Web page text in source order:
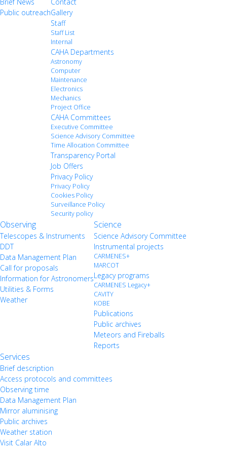
Public outreachGallery
Staff
Staff List
Internal
CAHA Departments
Astronomy
Computer
Maintenance
Electronics
Mechanics
Project Office
CAHA Committees
Executive Committee
Science Advisory Committee
Time Allocation Committee
Transparency Portal
Job Offers
Privacy Policy
Privacy Policy
Cookies Policy
Surveillance Policy
Security policy
Observing
Telescopes & Instruments
DDT
Data Management Plan
Call for proposals
Information for Astronomers
Utilities & Forms
Weather
Science
Science Advisory Committee
Instrumental projects
CARMENES+
MARCOT
Legacy programs
CARMENES Legacy+
CAVITY
KOBE
Publications
Public archives
Meteors and Fireballs
Reports
Services
Brief description
Access protocols and committees
Observing time
Data Management Plan
Mirror aluminising
Public archives
Weather station
Visit Calar Alto